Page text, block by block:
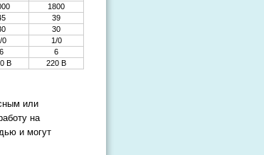
1800
39
30
0
1/0
6
6
В 220 В
или
на
и могут